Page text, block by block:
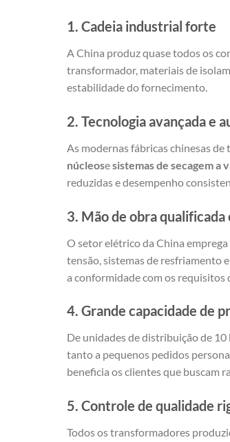
1. Cadeia industrial forte
A China produz quase todos os
transformador, materiais de
estabilidade do fornecimento.
2. Tecnologia avançada e
As modernas fábricas chinesas
núcleosesistemas de secagem a
reduzidas e desempenho
3. Mão de obra qualificada
O setor elétrico da China
tensão, sistemas de resfriamento
a conformidade com os requisitos
4. Grande capacidade de
De unidades de distribuição de
tanto a pequenos pedidos
beneficia os clientes que buscam
5. Controle de qualidade
Todos os transformadores